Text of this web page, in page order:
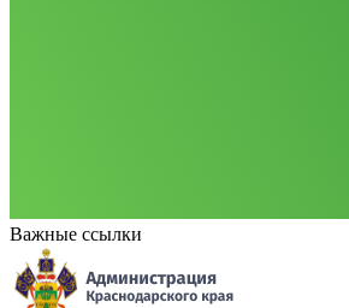
Важные ссылки